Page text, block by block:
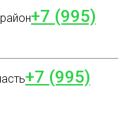
+7 (995)
+7 (995)